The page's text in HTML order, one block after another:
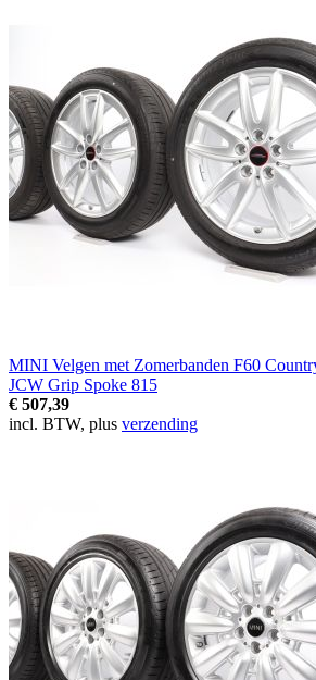
MINI Velgen met Zomerbanden F60
JCW Grip Spoke 815
€ 507,39
incl. BTW, plus verzending